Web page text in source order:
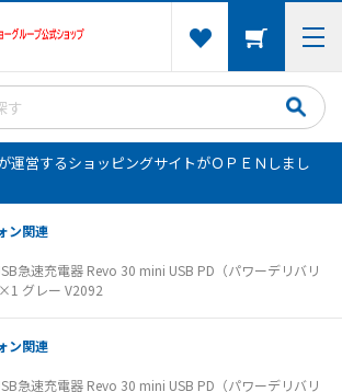
運営するショッピングサイトがＯＰＥＮしまし
ン関連
急速充電器 Revo 30 mini USB PD（パワーデリバリ
グレー V2092
ン関連
急速充電器 Revo 30 mini USB PD（パワーデリバリ